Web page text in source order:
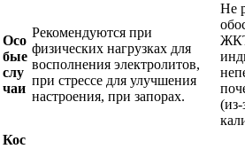
Осо
бые
слу
чаи
Рекомендуются при
физических нагрузках для
восполнения электролитов,
при стрессе для улучшения
настроения, при запорах.
Не
ЖКТ
Кос